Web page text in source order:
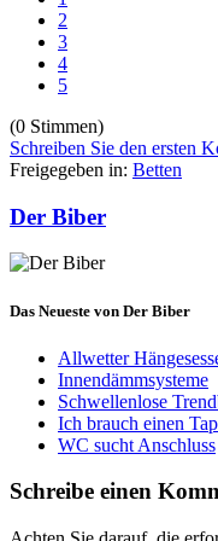
2
3
4
5
(0 Stimmen)
Schreiben Sie den ersten
Freigegeben in: Betten
Der Biber
Das Neueste von Der Biber
Allwetter
Innendämmsysteme
Schwellenlose
Ich brauch einen
WC sucht Anschluss
Schreibe einen